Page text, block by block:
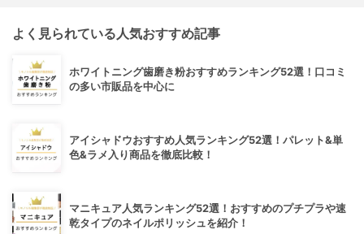
よく見られている人気おすすめ記事
ホワイトニング歯磨き粉おすすめランキング52選！口コミ
の多い市販品を中心に
アイシャドウおすすめ人気ランキング52選！パレット&単
色&ラメ入り商品を徹底比較！
マニキュア人気ランキング52選！おすすめのプチプラや速
乾タイプのネイルポリッシュを紹介！